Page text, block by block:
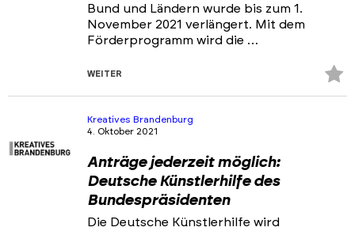
Bund und Ländern wurde bis zum 1.
November 2021 verlängert. Mit dem
Förderprogramm wird die …
WEITER
Kreatives Brandenburg
4. Oktober 2021
Anträge jederzeit möglich:
Deutsche Künstlerhilfe des
Bundespräsidenten
Die Deutsche Künstlerhilfe wird